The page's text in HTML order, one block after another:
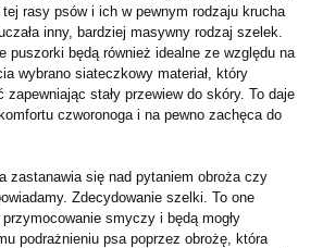
rasy psów i ich w pewnym rodzaju krucha
inny, bardziej masywny rodzaj szelek.
puszorki będą również idealne ze względu na
wybrano siateczkowy materiał, który
zapewniając stały przewiew do skóry. To daje
czworonoga i na pewno zachęca do
zastanawia się nad pytaniem obroża czy
Zdecydowanie szelki. To one
smyczy i będą mogły
podrażnieniu psa poprzez obrożę, która